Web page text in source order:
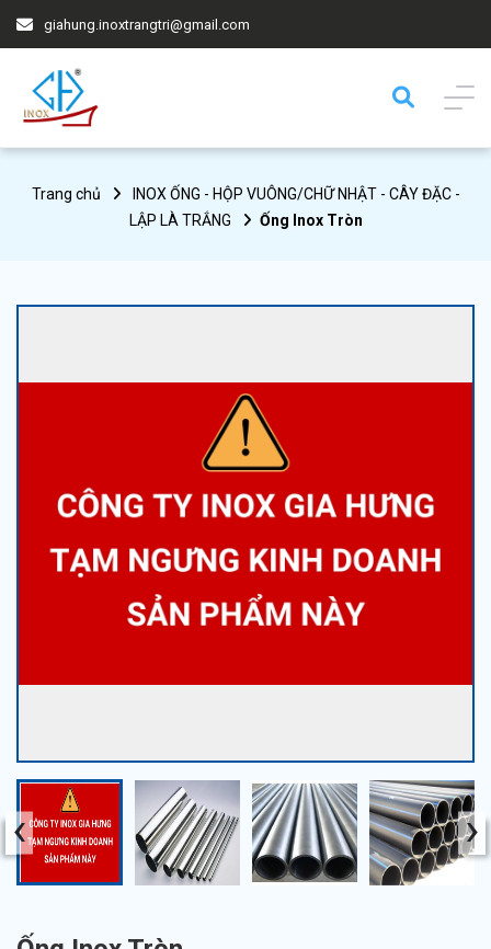
giahung.inoxtrangtri@gmail.com
Trang chủ
INOX ỐNG - HỘP VUÔNG/CHỮ NHẬT - CÂY ĐẶC -
LẬP LÀ TRẮNG
Ống Inox Tròn
‹ ›